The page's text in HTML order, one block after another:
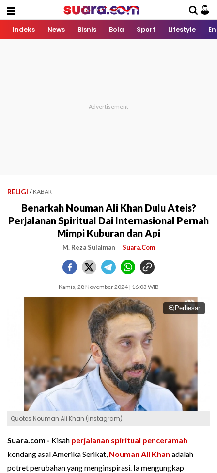
Indeks News Bisnis Bola Sport Lifestyle
RELIGI / KABAR
Benarkah Nouman Ali Khan Dulu Ateis?
Perjalanan Spiritual Dai Internasional Pernah
Mimpi Kuburan dan Api
M. Reza Sulaiman Suara.Com
Kamis, 28 November 2024 | 16:03 WIB
Perbesar
Quotes Nouman Ali Khan (instagram)
Suara.com - Kisah perjalanan spiritual penceramah
kondang asal Amerika Serikat, Nouman Ali Khan adalah
potret perubahan yang menginspirasi. Ia mengungkap